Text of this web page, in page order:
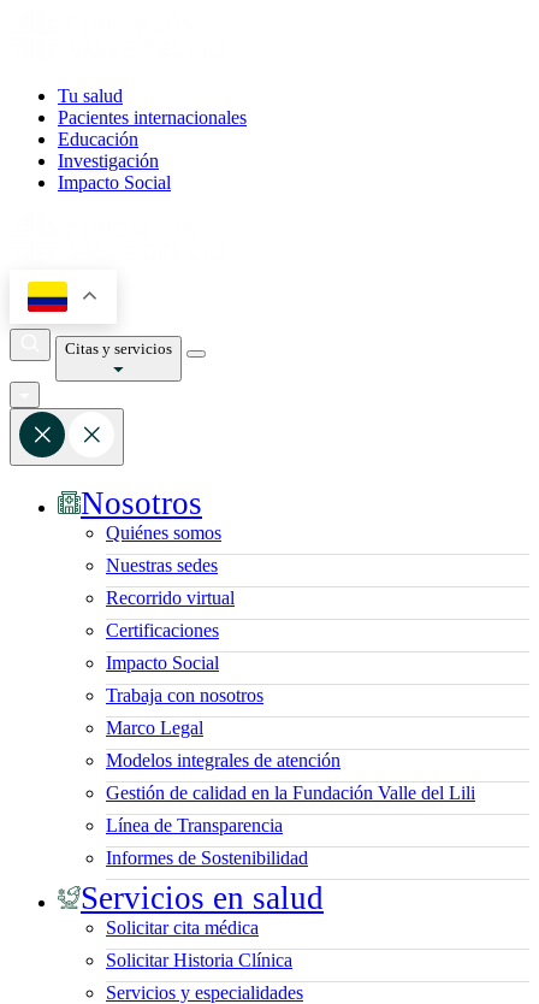
Tu salud
Pacientes internacionales
Educación
Investigación
Impacto Social
Citas y servicios
Nosotros
Quiénes somos
Nuestras sedes
Recorrido virtual
Certificaciones
Impacto Social
Trabaja con nosotros
Marco Legal
Modelos integrales de atención
Gestión de calidad en la Fundación Valle del Lili
Línea de Transparencia
Informes de Sostenibilidad
Servicios en salud
Solicitar cita médica
Solicitar Historia Clínica
Servicios y especialidades